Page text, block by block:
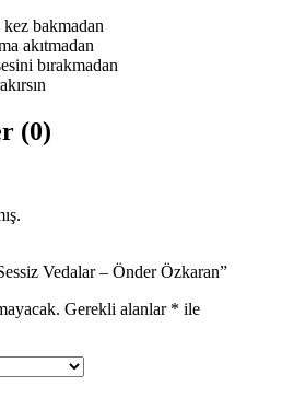
bakmadan
akıtmadan
bırakmadan
(0)
Vedalar – Önder Özkaran”
Gerekli alanlar * ile